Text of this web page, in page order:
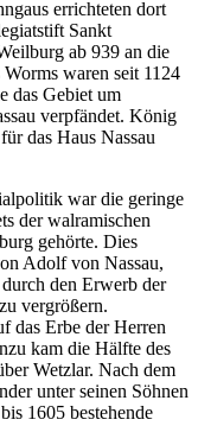
errichteten dort
Sankt
ab 939 an die
waren seit 1124
das Gebiet um
verpfändet. König
das Haus Nassau
war die geringe
der walramischen
gehörte. Dies
Adolf von Nassau,
den Erwerb der
vergrößern.
das Erbe der Herren
kam die Hälfte des
Wetzlar. Nach dem
unter seinen Söhnen
1605 bestehende